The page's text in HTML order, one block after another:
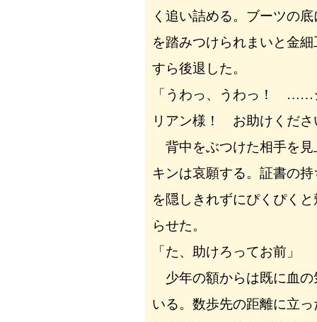
く追い詰める。ブーツの
を踏みつけられまいと金
すら後退した。
「うわっ、うわっ！ ……
リアン様！ お助けくださ
背中をぶつけた相手を見
キンは哀願する。証書の
を隠しきれずにぴくぴく
らせた。
「た、助けろってお前」
少年の額からは既に血の
いる。数歩先の距離に立